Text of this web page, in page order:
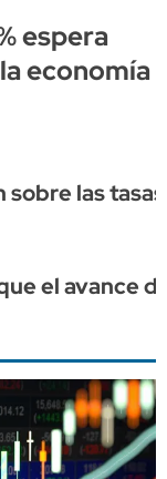
espera
economía
las
el avance